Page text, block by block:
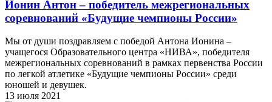
Ионин Антон – победитель межрегиональных
соревнований «Будущие чемпионы России»
Мы от души поздравляем с победой Антона Ионина –
учащегося Образовательного центра «НИВА», победителя
межрегиональных соревнований в рамках первенства России
по легкой атлетике «Будущие чемпионы России» среди
юношей и девушек.
13 июля 2021